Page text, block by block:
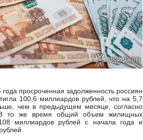
просроченная задолженность россиян
100,6 миллиардов рублей, что на 5,7
чем в предыдущем месяце, согласно
то же время общий объем жилищных
миллиардов рублей с начала года и